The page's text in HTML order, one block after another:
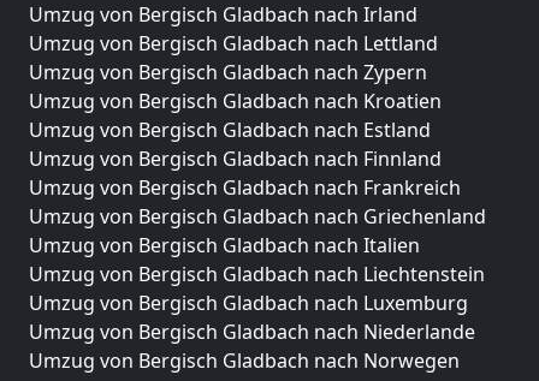
Umzug von Bergisch Gladbach nach Irland
Umzug von Bergisch Gladbach nach Lettland
Umzug von Bergisch Gladbach nach Zypern
Umzug von Bergisch Gladbach nach Kroatien
Umzug von Bergisch Gladbach nach Estland
Umzug von Bergisch Gladbach nach Finnland
Umzug von Bergisch Gladbach nach Frankreich
Umzug von Bergisch Gladbach nach Griechenland
Umzug von Bergisch Gladbach nach Italien
Umzug von Bergisch Gladbach nach Liechtenstein
Umzug von Bergisch Gladbach nach Luxemburg
Umzug von Bergisch Gladbach nach Niederlande
Umzug von Bergisch Gladbach nach Norwegen